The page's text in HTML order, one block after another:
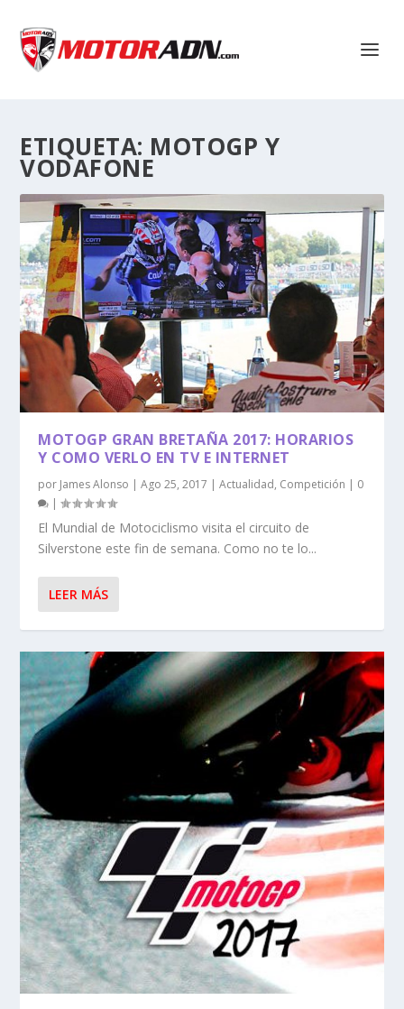
ETIQUETA: MOTOGP Y
VODAFONE
MOTOGP GRAN BRETAÑA 2017: HORARIOS
Y COMO VERLO EN TV E INTERNET
por James Alonso |Ago 25, 2017 |Actualidad, Competición | 0
|
El Mundial de Motociclismo visita el circuito de
Silverstone este fin de semana. Como no te lo...
LEER MÁS